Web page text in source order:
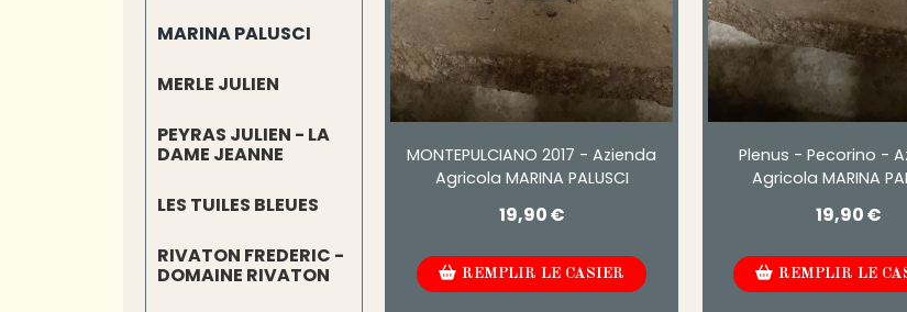
MARINA PALUSCI
MERLE JULIEN
PEYRAS JULIEN - LA
DAME JEANNE
LES TUILES BLEUES
RIVATON FREDERIC -
DOMAINE RIVATON
MONTEPULCIANO 2017 - Azienda
Agricola MARINA PALUSCI
19,90€
REMPLIR LE CASIER
Plenus - Pecorino -
Agricola MARINA
19,90€
REMPLIR LE